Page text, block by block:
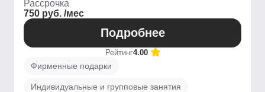
Рассрочка
750 руб. /мес
Подробнее
Рейтинг4.00
Фирменные подарки
Индивидуальные и групповые занятия